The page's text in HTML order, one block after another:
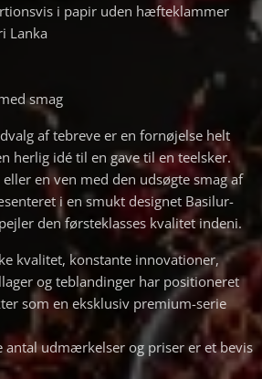
i papir uden hæfteklammer
Lanka
smag
af tebreve er en fornøjelse helt
herlig idé til en gave til en teelsker.
en ven med den udsøgte smag af
i en smukt designet Basilur-
den førsteklasses kvalitet indeni.
kvalitet, konstante innovationer,
og teblandinger har positioneret
som en eksklusiv premium-serie
antal udmærkelser og priser er et bevis